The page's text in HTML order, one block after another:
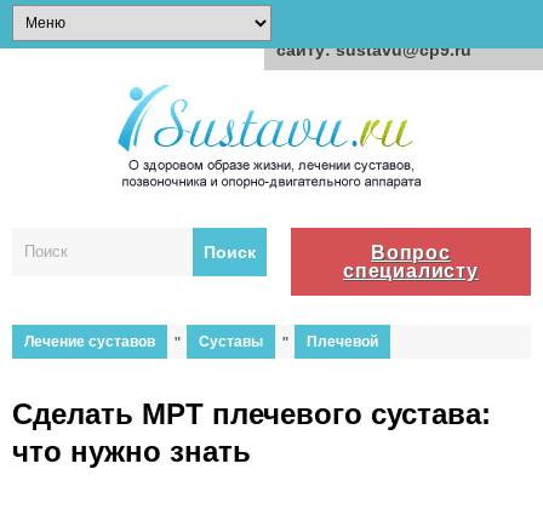
Вопрос
специалисту
Лечение суставов " Суставы " Плечевой
Сделать МРТ плечевого сустава:
что нужно знать
сайту: sustavu@cp9.ru